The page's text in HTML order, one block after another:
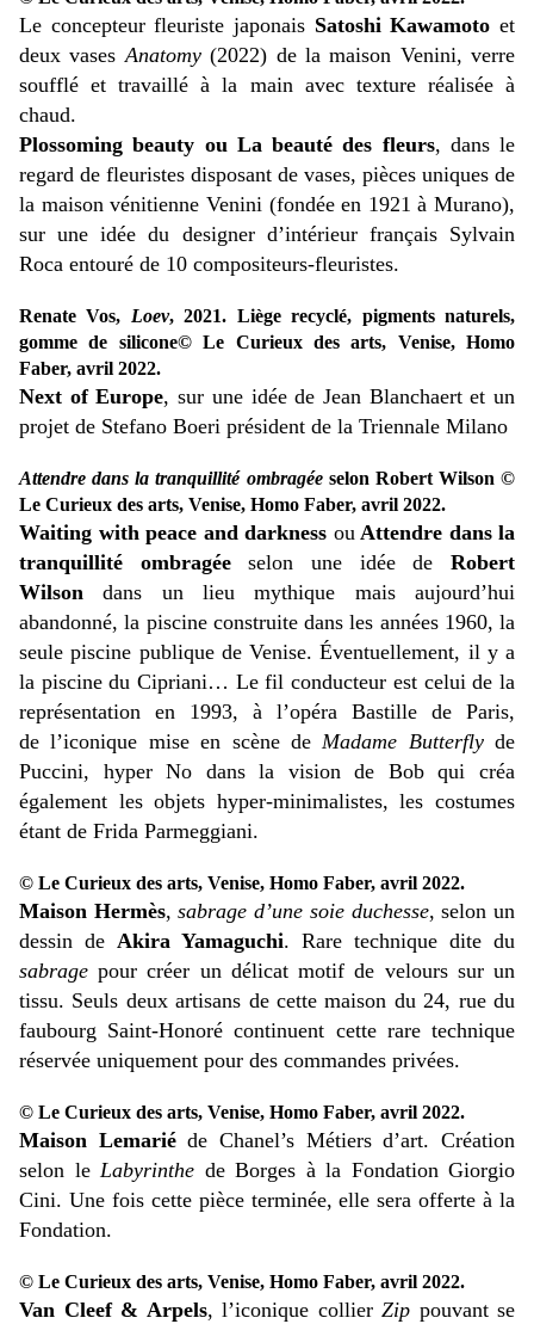
Le concepteur fleuriste japonais Satoshi Kawamoto et
deux vasesAnatomy(2022) de la maison Venini, verre
soufflé et travaillé à la main avec texture réalisée à
chaud.
Plossoming beauty ou La beauté des fleurs, dans le
regard de fleuristes disposant de vases, pièces uniques de
la maison vénitienne Venini (fondée en 1921 à Murano),
sur une idée du designer d’intérieur français Sylvain
Roca entouré de 10 compositeurs-fleuristes.
Renate Vos, Loev, 2021. Liège recyclé, pigments naturels,
gomme de silicone© Le Curieux des arts, Venise, Homo
Faber, avril 2022.
Next of Europe, sur une idée de Jean Blanchaert et un
projet de Stefano Boeri président de la Triennale Milano
Attendre dans la tranquillité ombragéeselon Robert Wilson ©
Le Curieux des arts, Venise, Homo Faber, avril 2022.
Waiting with peace and darkness ouAttendre dans la
tranquillité ombragéeselon une idée deRobert
Wilson dans un lieu mythique mais aujourd’hui
abandonné, la piscine construite dans les années 1960, la
seule piscine publique de Venise. Éventuellement, il y a
la piscine du Cipriani… Le fil conducteur est celui de la
représentation en 1993, à l’opéra Bastille de Paris,
de l’iconique mise en scène deMadame Butterflyde
Puccini, hyper No dans la vision de Bob qui créa
également les objets hyper-minimalistes, les costumes
étant de Frida Parmeggiani.
© Le Curieux des arts, Venise, Homo Faber, avril 2022.
Maison Hermès,sabrage d’une soie duchesse, selon un
dessin de Akira Yamaguchi. Rare technique dite du
sabrage pour créer un délicat motif de velours sur un
tissu. Seuls deux artisans de cette maison du 24, rue du
faubourg Saint-Honoré continuent cette rare technique
réservée uniquement pour des commandes privées.
© Le Curieux des arts, Venise, Homo Faber, avril 2022.
Maison Lemariéde Chanel’s Métiers d’art. Création
selon le Labyrinthe de Borges à la Fondation Giorgio
Cini. Une fois cette pièce terminée, elle sera offerte à la
Fondation.
© Le Curieux des arts, Venise, Homo Faber, avril 2022.
Van Cleef & Arpels, l’iconique collier Zip pouvant se